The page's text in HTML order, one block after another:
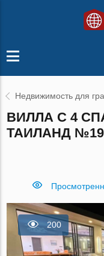
Недвижимость для
ВИЛЛА С 4
ТАИЛАНД
200